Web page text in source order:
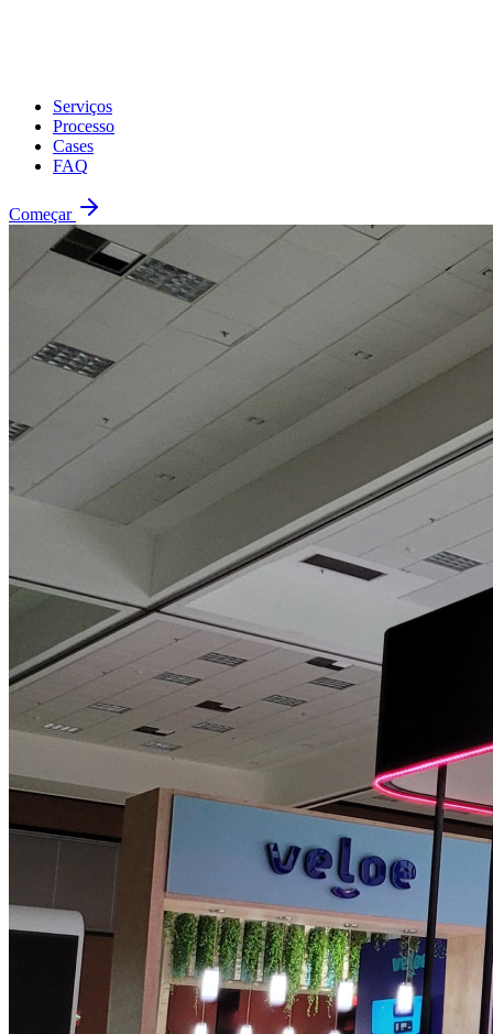
Serviços
Processo
Cases
FAQ
Começar